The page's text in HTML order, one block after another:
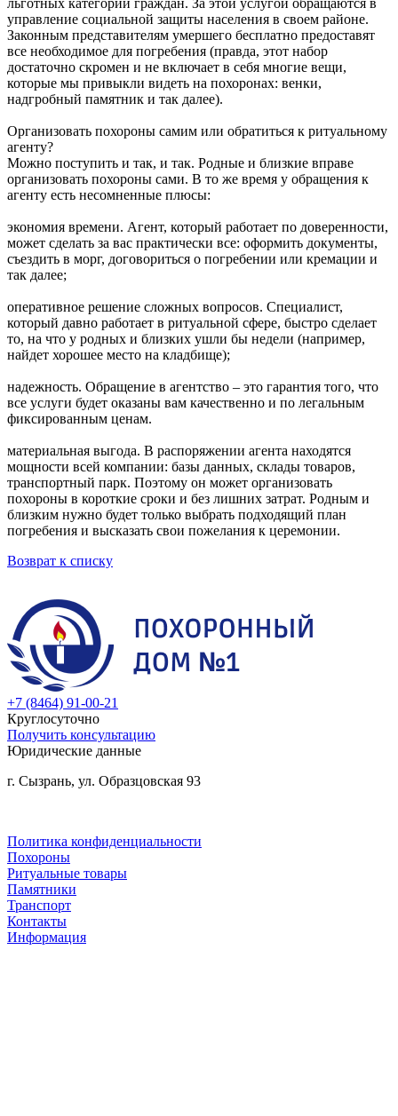
льготных категорий граждан. За этой услугой обращаются в
управление социальной защиты населения в своем районе.
Законным представителям умершего бесплатно предоставят
все необходимое для погребения (правда, этот набор
достаточно скромен и не включает в себя многие вещи,
которые мы привыкли видеть на похоронах: венки,
надгробный памятник и так далее).
Организовать похороны самим или обратиться к ритуальному
агенту?
Можно поступить и так, и так. Родные и близкие вправе
организовать похороны сами. В то же время у обращения к
агенту есть несомненные плюсы:
экономия времени. Агент, который работает по доверенности,
может сделать за вас практически все: оформить документы,
съездить в морг, договориться о погребении или кремации и
так далее;
оперативное решение сложных вопросов. Специалист,
который давно работает в ритуальной сфере, быстро сделает
то, на что у родных и близких ушли бы недели (например,
найдет хорошее место на кладбище);
надежность. Обращение в агентство – это гарантия того, что
все услуги будет оказаны вам качественно и по легальным
фиксированным ценам.
материальная выгода. В распоряжении агента находятся
мощности всей компании: базы данных, склады товаров,
транспортный парк. Поэтому он может организовать
похороны в короткие сроки и без лишних затрат. Родным и
близким нужно будет только выбрать подходящий план
погребения и высказать свои пожелания к церемонии.
Возврат к списку
+7 (8464) 91-00-21
Круглосуточно
Получить консультацию
Юридические данные
г. Сызрань, ул. Образцовская 93
Политика конфиденциальности
Похороны
Ритуальные товары
Памятники
Транспорт
Контакты
Информация